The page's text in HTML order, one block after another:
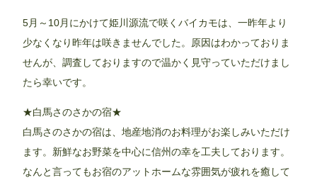
5月～10月にかけて姫川源流で咲くバイカモは、一昨年より
少なくなり昨年は咲きませんでした。原因はわかっておりま
せんが、調査しておりますので温かく見守っていただけまし
たら幸いです。
★白馬さのさかの宿★
白馬さのさかの宿は、地産地消のお料理がお楽しみいただけ
ます。新鮮なお野菜を中心に信州の幸を工夫しております。
なんと言ってもお宿のアットホームな雰囲気が疲れを癒して